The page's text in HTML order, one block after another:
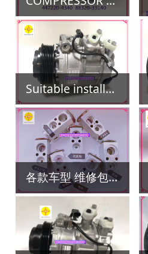
关注微信
COPYRIGHT © 2018 广州毓
RIGHTS RESERVED.
粤ICP备